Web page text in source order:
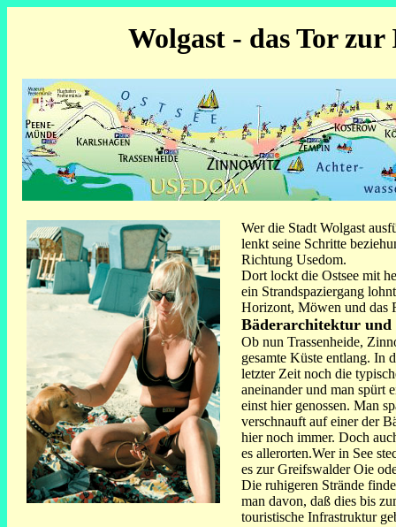
Wolgast - das Tor zur
Wer die Stadt Wolgast
lenkt seine Schritte
Richtung Usedom.
Dort lockt die Ostsee mit
ein Strandspaziergang
Horizont, Möwen und das
Bäderarchitektur
Ob nun Trassenheide,
gesamte Küste entlang. In
letzter Zeit noch die
aneinander und man spürt
einst hier genossen. Man
verschnauft auf einer der
hier noch immer. Doch
es allerorten.Wer in See
es zur Greifswalder Oie
Die ruhigeren Strände
man davon, daß dies bis
touristische Infrastruktur